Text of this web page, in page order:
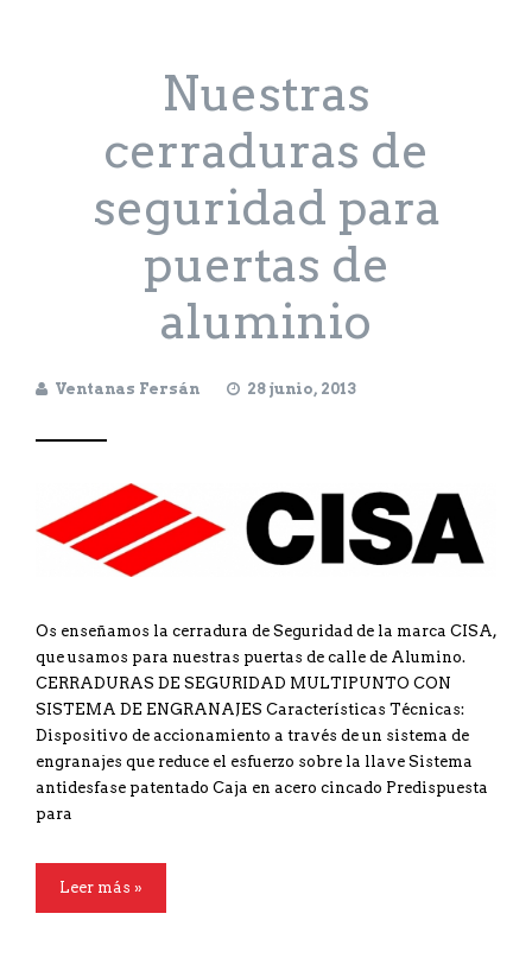
Nuestras
cerraduras de
seguridad para
puertas de
aluminio
Ventanas Fersán 28 junio, 2013
Os enseñamos la cerradura de Seguridad de la marca CISA,
que usamos para nuestras puertas de calle de Alumino.
CERRADURAS DE SEGURIDAD MULTIPUNTO CON
SISTEMA DE ENGRANAJES Características Técnicas:
Dispositivo de accionamiento a través de un sistema de
engranajes que reduce el esfuerzo sobre la llave Sistema
antidesfase patentado Caja en acero cincado Predispuesta
para
Leer más »